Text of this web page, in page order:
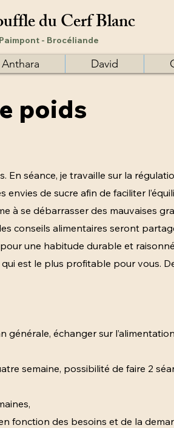
du Cerf Blanc​
Paimpont - Brocéliande
Anthara David
poids
En séance, je travaille sur la
de sucre afin de faciliter
à se débarrasser des mauvaises
conseils alimentaires seront
une habitude durable et
est le plus profitable pour vous.
générale, échanger sur
semaine, possibilité de faire 2
fonction des besoins et de la